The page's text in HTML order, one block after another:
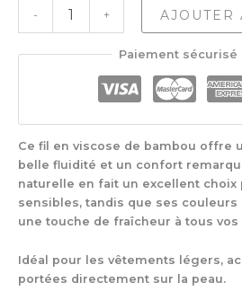
-
Phil
+ AJOUTER
Paiement sécurisé
Ce fil en viscose de bambou offre
belle fluidité et un confort
naturelle en fait un excellent choix
sensibles, tandis que ses
une touche de fraîcheur à tous vos
Idéal pour les vêtements légers,
portées directement sur la peau.